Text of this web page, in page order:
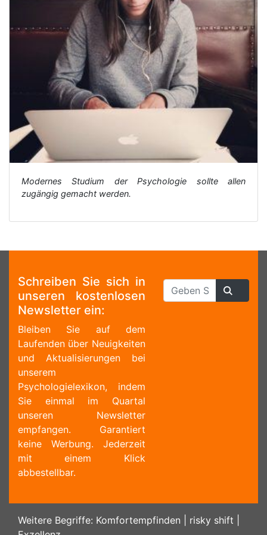
Modernes Studium der Psychologie sollte allen
zugängig gemacht werden.
Schreiben Sie sich in
unseren kostenlosen
Newsletter ein:
Bleiben Sie auf dem
Laufenden über Neuigkeiten
und Aktualisierungen bei
unserem
Psychologielexikon, indem
Sie einmal im Quartal
unseren Newsletter
empfangen. Garantiert
keine Werbung. Jederzeit
mit einem Klick
abbestellbar.
Weitere Begriffe: Komfortempfinden risky shift